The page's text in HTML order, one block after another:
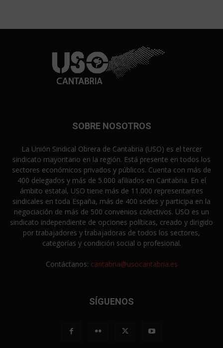
SOBRE NOSOTROS
La Unión Sindical Obrera de Cantabria (USO) es el tercer
sindicato mayoritario en la región. Está presente en todos los
sectores económicos privados y públicos. Cuenta con más de
400 delegados y más de 5.000 afiliados en Cantabria. En el
ámbito estatal, USO tiene más de 11.000 representantes
sindicales en toda España, más de 400 sedes y participa en la
negociación de más de 500 convenios colectivos. USO es un
sindicato independiente de opciones políticas, creado y dirigido
por trabajadores y trabajadoras de todos los sectores,
categorías y condición social o profesional.
Contáctanos: cantabria@usocantabria.es
SÍGUENOS